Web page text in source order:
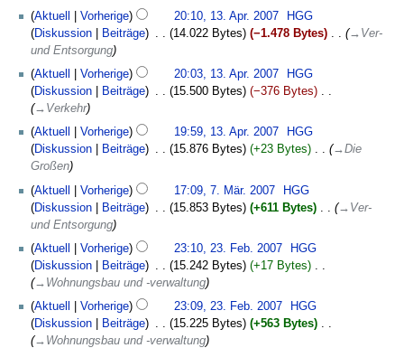
s
s
n
g
i
t
u
n
g
s
z
u
s
m
m
e
n
f
a
s
u
Aktuell
Vorherige 20:10, 13. Apr. 2007
HGG
Diskussion
Beiträge 14.022 Bytes −1.478 Bytes ‎
→‎Ver-
und Entsorgung
Aktuell
Vorherige 20:03, 13. Apr. 2007
HGG
Diskussion
Beiträge 15.500 Bytes −376 Bytes ‎
→‎Verkehr
Aktuell
Vorherige 19:59, 13. Apr. 2007
HGG
Diskussion
Beiträge 15.876 Bytes +23 Bytes ‎
→‎Die
Großen
März
2007
Aktuell Vorherige 17:09, 7. Mär. 2007
HGG
Diskussion
Beiträge 15.853 Bytes +611 Bytes ‎
→‎Ver-
und Entsorgung
Februar
2007
Aktuell Vorherige 23:10, 23. Feb. 2007
HGG
Diskussion
Beiträge 15.242 Bytes +17 Bytes ‎
→‎Wohnungsbau und -verwaltung
Aktuell
Vorherige 23:09, 23. Feb. 2007
HGG
Diskussion
Beiträge 15.225 Bytes +563 Bytes ‎
→‎Wohnungsbau und -verwaltung